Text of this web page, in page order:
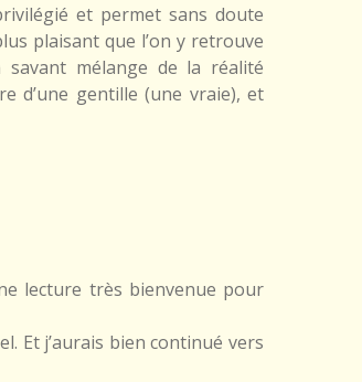
et permet sans doute
plaisant que l’on y retrouve
savant mélange de la réalité
d’une gentille (une vraie), et
lecture très bienvenue pour
Et j’aurais bien continué vers